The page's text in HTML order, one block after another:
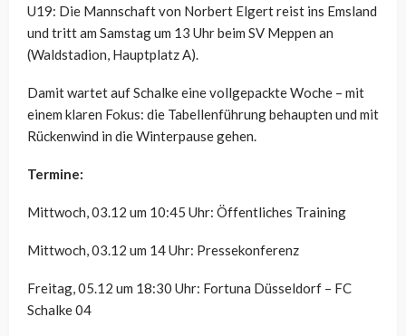
U19: Die Mannschaft von Norbert Elgert reist ins Emsland
und tritt am Samstag um 13 Uhr beim SV Meppen an
(Waldstadion, Hauptplatz A).
Damit wartet auf Schalke eine vollgepackte Woche – mit
einem klaren Fokus: die Tabellenführung behaupten und mit
Rückenwind in die Winterpause gehen.
Termine:
Mittwoch, 03.12 um 10:45 Uhr: Öffentliches Training
Mittwoch, 03.12 um 14 Uhr: Pressekonferenz
Freitag, 05.12 um 18:30 Uhr: Fortuna Düsseldorf – FC
Schalke 04